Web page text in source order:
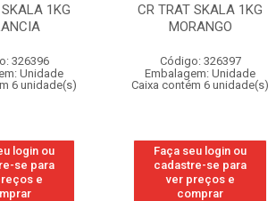
1KG
326396
Unidade
6 unidade(s)
login ou
se para
e
CR TRAT SKALA 1KG
MORANGO
Código: 326397
Embalagem: Unidade
Caixa contém 6 unidade(s)
Faça seu login ou
cadastre-se para
ver preços e
comprar